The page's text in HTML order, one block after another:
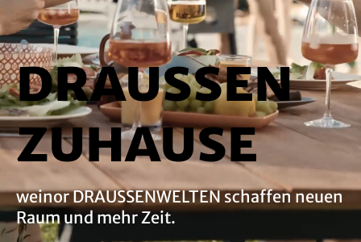
DRAUSSEN
ZUHAUSE
weinor DRAUSSENWELTEN schaffen neuen
Raum und mehr Zeit.